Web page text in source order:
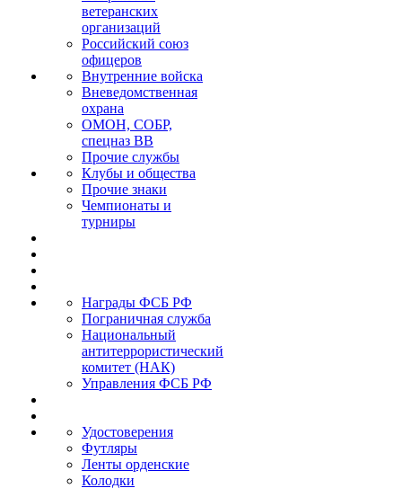
ветеранских
организаций
Российский союз
офицеров
Внутренние войска
Вневедомственная
охрана
ОМОН, СОБР,
спецназ ВВ
Прочие службы
Клубы и общества
Прочие знаки
Чемпионаты и
турниры
Награды ФСБ РФ
Пограничная служба
Национальный
антитеррористический
комитет (НАК)
Управления ФСБ РФ
Удостоверения
Футляры
Ленты орденские
Колодки